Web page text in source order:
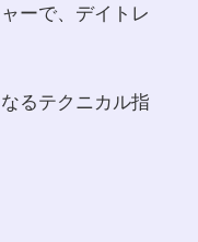
ーで、デイトレ
るテクニカル指